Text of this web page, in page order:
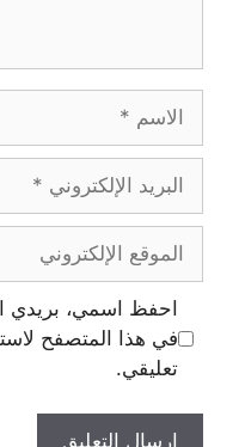
احفظ اسمي، بريدي
في هذا المتصفح
تعليقي.